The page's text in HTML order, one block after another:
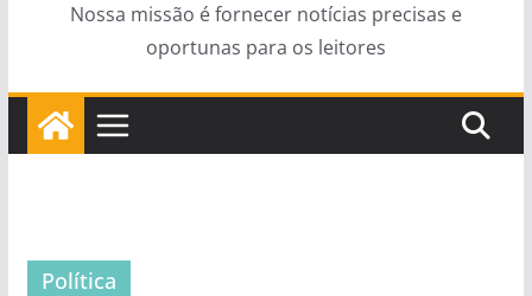
Nossa missão é fornecer notícias precisas e
oportunas para os leitores
Política